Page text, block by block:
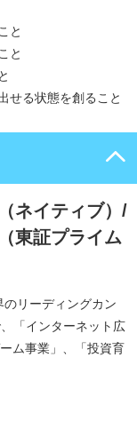
と
と
せる状態を創ること
ネイティブ）/
東証プライム
リーディングカン
「インターネット広
ム事業」、「投資育